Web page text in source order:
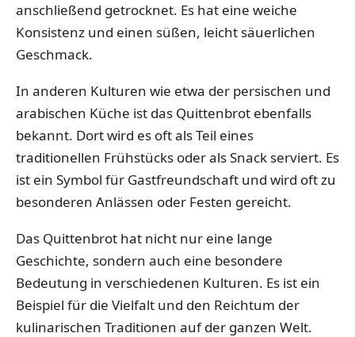
anschließend getrocknet. Es hat eine weiche
Konsistenz und einen süßen, leicht säuerlichen
Geschmack.
In anderen Kulturen wie etwa der persischen und
arabischen Küche ist das Quittenbrot ebenfalls
bekannt. Dort wird es oft als Teil eines
traditionellen Frühstücks oder als Snack serviert. Es
ist ein Symbol für Gastfreundschaft und wird oft zu
besonderen Anlässen oder Festen gereicht.
Das Quittenbrot hat nicht nur eine lange
Geschichte, sondern auch eine besondere
Bedeutung in verschiedenen Kulturen. Es ist ein
Beispiel für die Vielfalt und den Reichtum der
kulinarischen Traditionen auf der ganzen Welt.